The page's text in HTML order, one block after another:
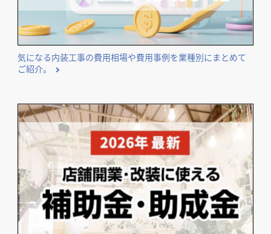
気になる内装工事の費用相場や費用事例を業種別にまとめて
ご紹介。